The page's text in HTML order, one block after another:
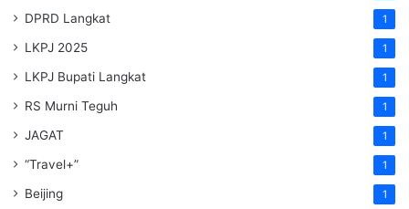
DPRD Langkat 1
LKPJ 2025 1
LKPJ Bupati Langkat 1
RS Murni Teguh 1
JAGAT 1
“Travel+” 1
Beijing 1